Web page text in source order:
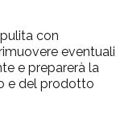
con
eventuali
e preparerà la
e del prodotto